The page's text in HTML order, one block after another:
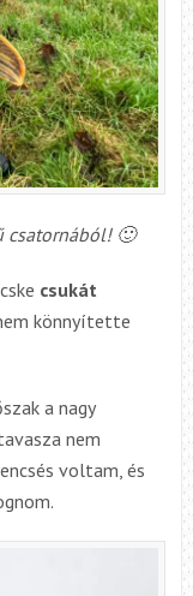
csatornából! 🙂
csukát
könnyítette
a nagy
nem
voltam, és